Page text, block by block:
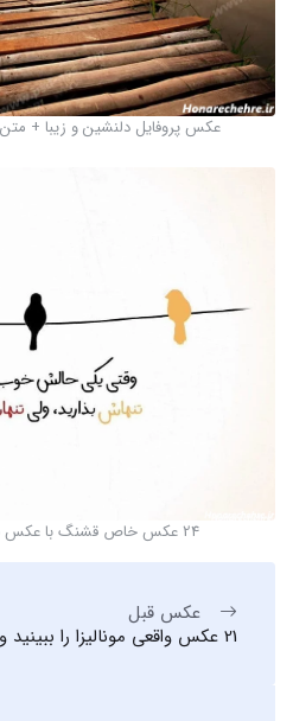
عکس پروفایل دلنشین و زیبا +
24 عکس خاص قشنگ با عکس نوشته زیبا برای پروفایل
عکس قبل
21 عکس واقعی مونالیزا را ببینید و شگفت زده شوید